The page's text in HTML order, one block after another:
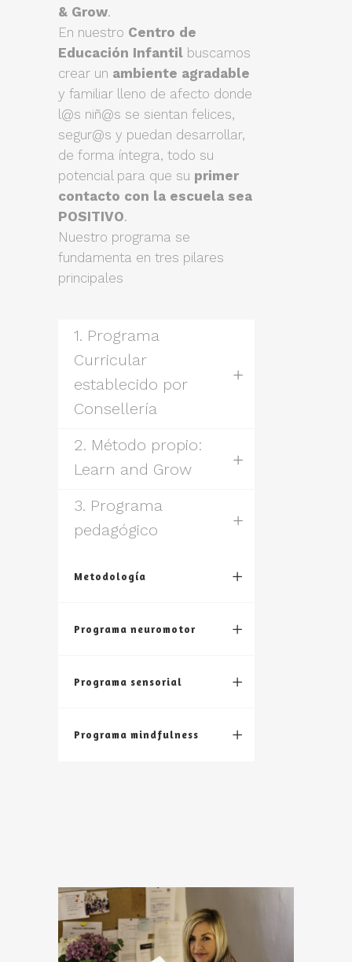
& Grow.
En nuestro Centro de
Educación Infantil buscamos
crear un ambiente agradable
y familiar lleno de afecto donde
l@s niñ@s se sientan felices,
segur@s y puedan desarrollar,
de forma íntegra, todo su
potencial para que su primer
contacto con la escuela sea
POSITIVO.
Nuestro programa se
fundamenta en tres pilares
principales
1. Programa
Curricular
establecido por
Consellería
2. Método propio:
Learn and Grow
3. Programa
pedagógico
Metodología
Programa neuromotor
Programa sensorial
Programa mindfulness